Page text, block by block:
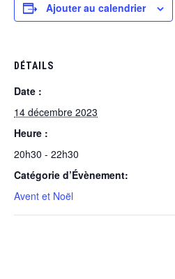
Ajouter au calendrier
DÉTAILS
Date :
14 décembre 2023
Heure :
20h30 - 22h30
Catégorie d’Évènement:
Avent et Noël